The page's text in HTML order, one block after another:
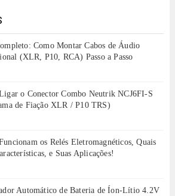
Como Montar Cabos de Áudio
(XLR, P10, RCA) Passo a Passo
o Conector Combo Neutrik NCJ6FI-S
de Fiação XLR / P10 TRS)
os Relés Eletromagnéticos, Quais
e Suas Aplicações!
Automático de Bateria de Íon-Lítio 4.2V